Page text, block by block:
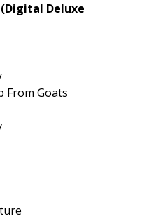
Deluxe
From Goats